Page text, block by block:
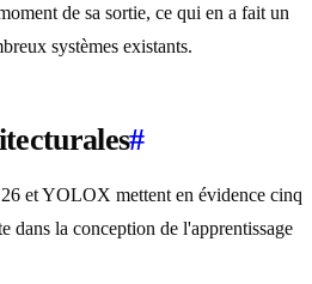
de sa sortie, ce qui en a fait un
systèmes existants.
#
et YOLOX mettent en évidence cinq
dans la conception de l'apprentissage